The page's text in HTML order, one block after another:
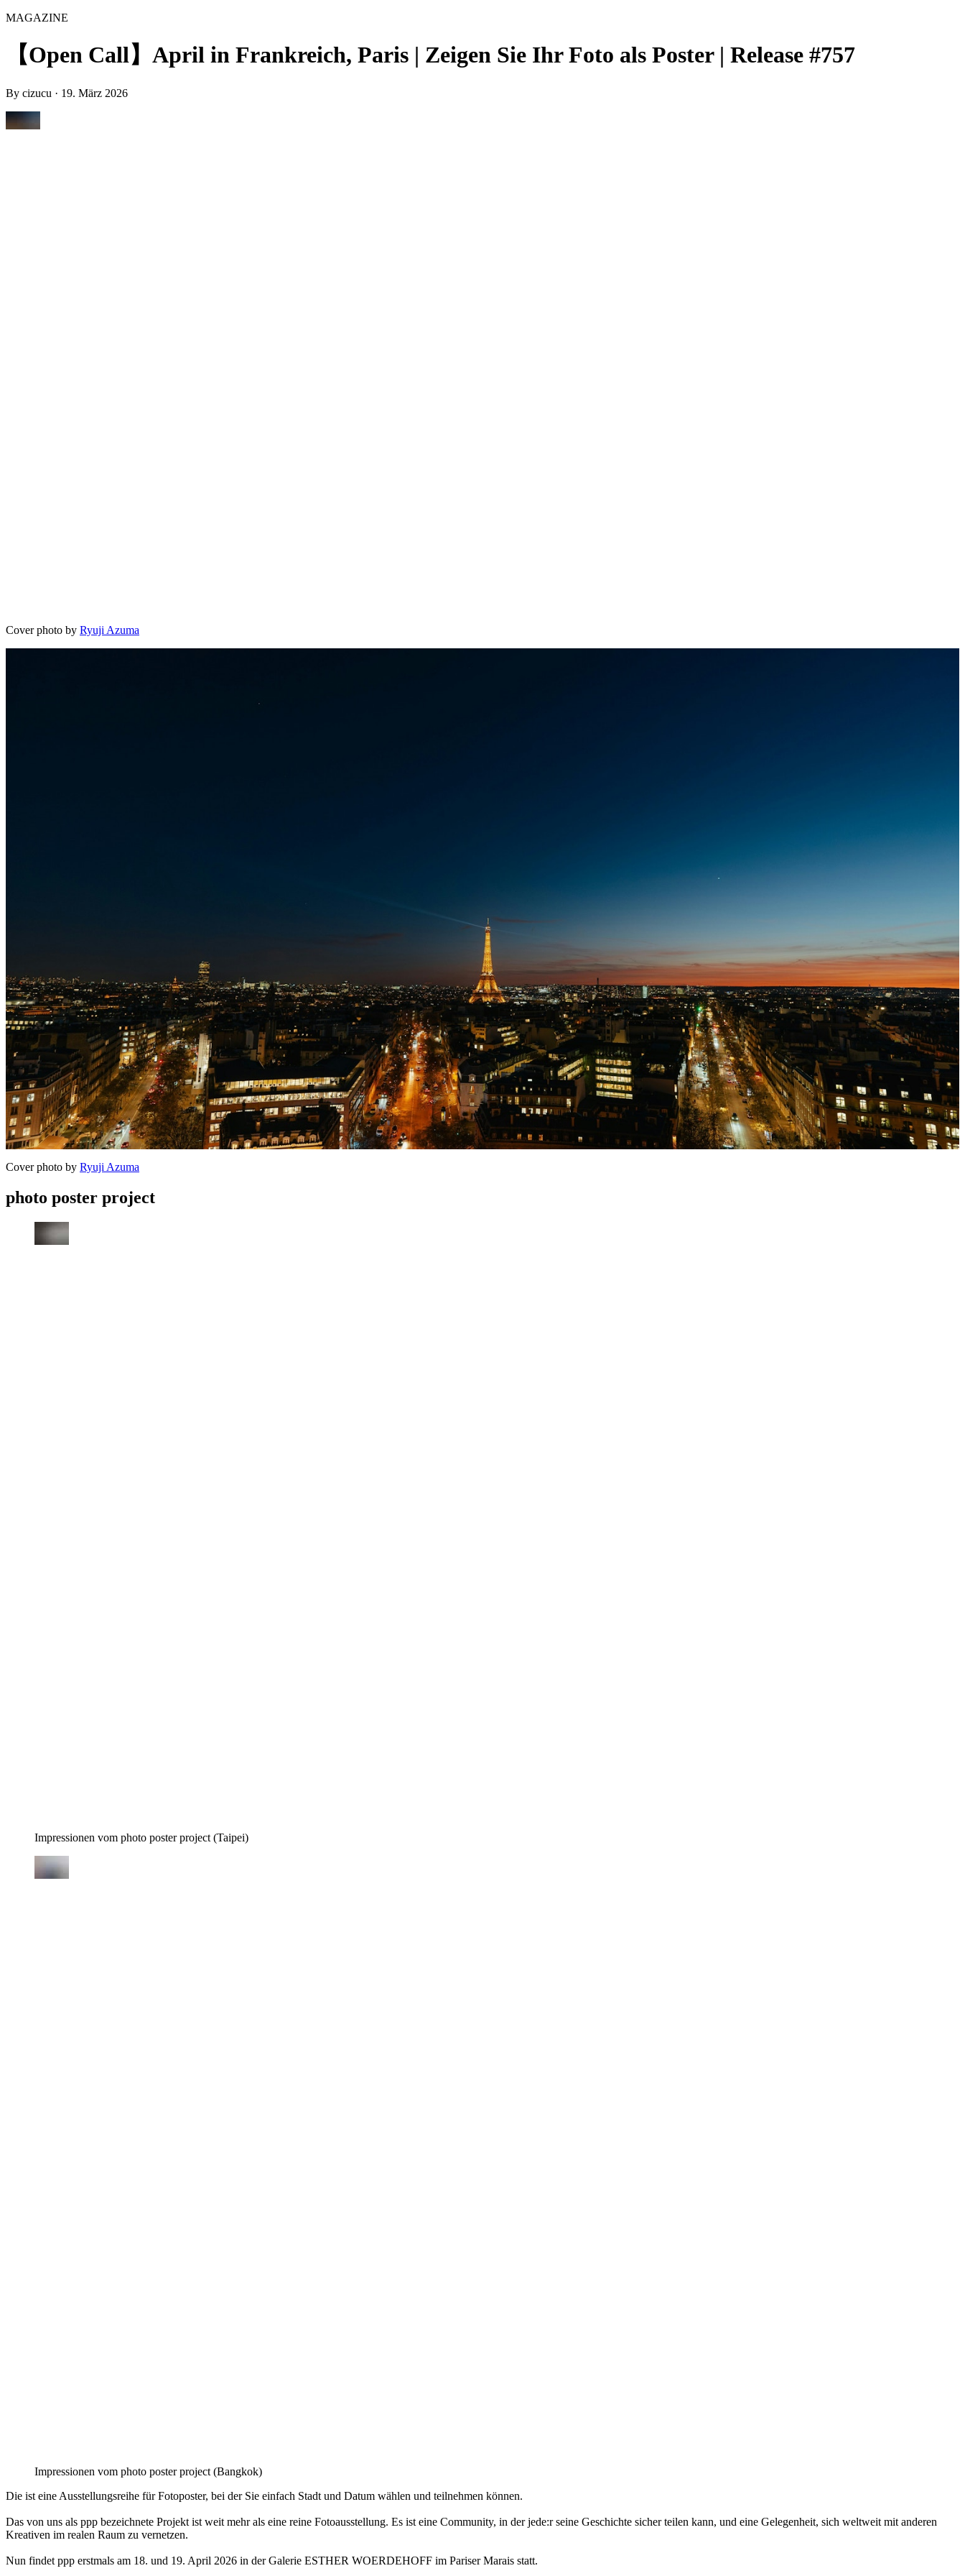
MAGAZINE
【Open Call】April in Frankreich, Paris | Zeigen Sie Ihr Foto als Poster | Release #757
By cizucu · 19. März 2026
Cover photo by Ryuji Azuma
Cover photo by Ryuji Azuma
photo poster project
Impressionen vom photo poster project (Taipei)
Impressionen vom photo poster project (Bangkok)
Die ist eine Ausstellungsreihe für Fotoposter, bei der Sie einfach Stadt und Datum wählen und teilnehmen können.
Das von uns als ppp bezeichnete Projekt ist weit mehr als eine reine Fotoausstellung. Es ist eine Community, in der jede:r seine Geschichte sicher teilen kann, und eine Gelegenheit, sich weltweit mit anderen
Kreativen im realen Raum zu vernetzen.
Nun findet ppp erstmals am 18. und 19. April 2026 in der Galerie ESTHER WOERDEHOFF im Pariser Marais statt.